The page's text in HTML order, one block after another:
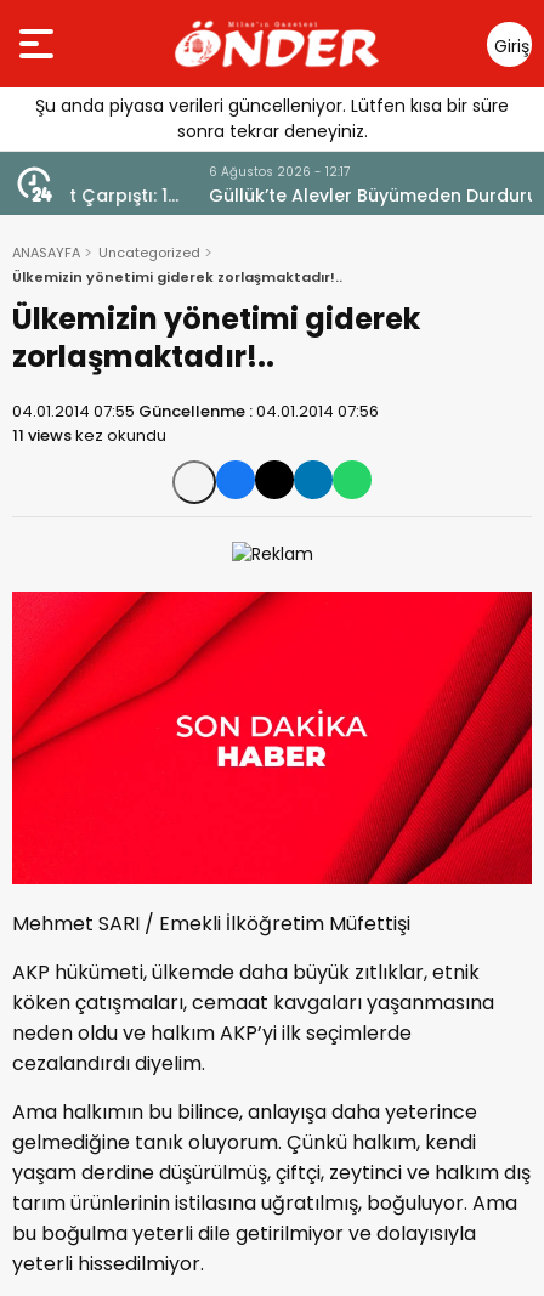
Giriş
Yap
Şu anda piyasa verileri güncelleniyor. Lütfen kısa bir süre
sonra tekrar deneyiniz.
1 Güllük’te Alevler Büyümeden Durduruldu
ANASAYFA
Uncategorized
Ülkemizin yönetimi giderek zorlaşmaktadır!..
Ülkemizin yönetimi giderek
zorlaşmaktadır!..
04.01.2014 07:55 Güncellenme :04.01.2014 07:56
11 viewskez okundu
Mehmet SARI / Emekli İlköğretim Müfettişi
AKP hükümeti, ülkemde daha büyük zıtlıklar, etnik
köken çatışmaları, cemaat kavgaları yaşanmasına
neden oldu ve halkım AKP’yi ilk seçimlerde
cezalandırdı diyelim.
Ama halkımın bu bilince, anlayışa daha yeterince
gelmediğine tanık oluyorum. Çünkü halkım, kendi
yaşam derdine düşürülmüş, çiftçi, zeytinci ve halkım dış
tarım ürünlerinin istilasına uğratılmış, boğuluyor. Ama
bu boğulma yeterli dile getirilmiyor ve dolayısıyla
yeterli hissedilmiyor.